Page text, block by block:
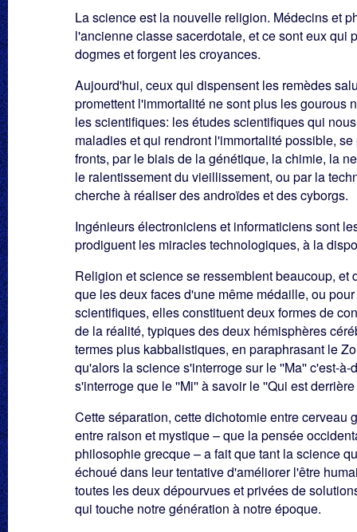
La science est la nouvelle religion. Médecins et
l'ancienne classe sacerdotale, et ce sont eux qui
dogmes et forgent les croyances.
Aujourd'hui, ceux qui dispensent les remèdes
promettent l'immortalité ne sont plus les gourous
les scientifiques: les études scientifiques qui
maladies et qui rendront l'immortalité possible,
fronts, par le biais de la génétique, la chimie, la
le ralentissement du vieillissement, ou par la
cherche à réaliser des androïdes et des cyborgs.
Ingénieurs électroniciens et informaticiens sont
prodiguent les miracles technologiques, à la
Religion et science se ressemblent beaucoup, et
que les deux faces d'une même médaille, ou
scientifiques, elles constituent deux formes de
de la réalité, typiques des deux hémisphères
termes plus kabbalistiques, en paraphrasant le
qu'alors la science s'interroge sur le ''Ma'' c'est-
s'interroge que le ''Mi'' à savoir le ''Qui est
Cette séparation, cette dichotomie entre cerveau
entre raison et mystique – que la pensée
philosophie grecque – a fait que tant la science
échoué dans leur tentative d'améliorer l'être
toutes les deux dépourvues et privées de
qui touche notre génération à notre époque.